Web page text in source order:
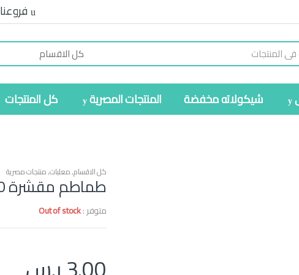
فروعنا
شيكولاته مخفضة المنتجات المصرية كل المنتجات
كل الاقسام,معلبات,منتجات مصرية
طماطم مقشرة 400جم
متوفر :Out of stock